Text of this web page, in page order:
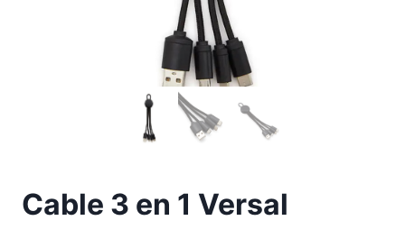
Cable 3 en 1 Versal